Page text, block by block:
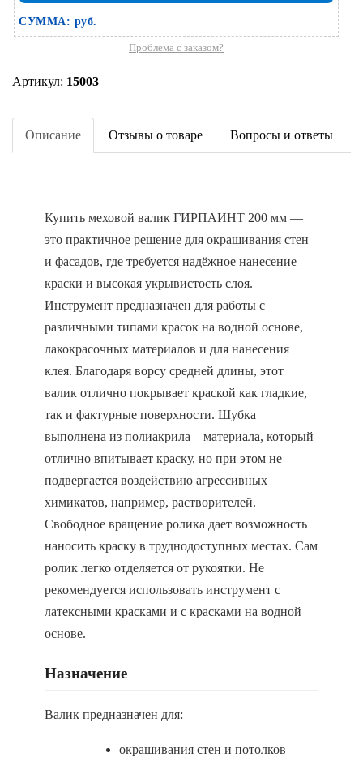
СУММА: руб.
Проблема с заказом?
Артикул: 15003
Описание Отзывы о товаре Вопросы и ответы
Купить меховой валик ГИРПАИНТ 200 мм —
это практичное решение для окрашивания стен
и фасадов, где требуется надёжное нанесение
краски и высокая укрывистость слоя.
Инструмент предназначен для работы с
различными типами красок на водной основе,
лакокрасочных материалов и для нанесения
клея. Благодаря ворсу средней длины, этот
валик отлично покрывает краской как гладкие,
так и фактурные поверхности. Шубка
выполнена из полиакрила – материала, который
отлично впитывает краску, но при этом не
подвергается воздействию агрессивных
химикатов, например, растворителей.
Свободное вращение ролика дает возможность
наносить краску в труднодоступных местах. Сам
ролик легко отделяется от рукоятки. Не
рекомендуется использовать инструмент с
латексными красками и с красками на водной
основе.
Назначение
Валик предназначен для:
окрашивания стен и потолков